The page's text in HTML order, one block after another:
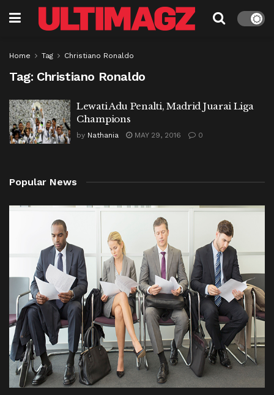
Home Tag Christiano Ronaldo
Tag: Christiano Ronaldo
Lewati Adu Penalti, Madrid Juarai Liga
Champions
by Nathania MAY 29, 2016 0
Popular News